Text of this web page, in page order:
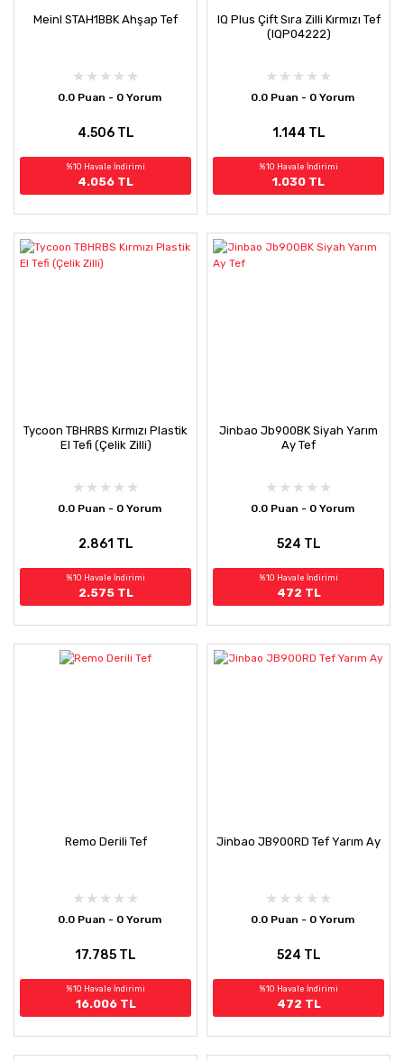
Meinl STAH1BBK Ahşap Tef
0.0 Puan - 0 Yorum
4.506 TL
%10 Havale İndirimi
4.056 TL
IQ Plus Çift Sıra Zilli Kırmızı Tef
(IQP04222)
0.0 Puan - 0 Yorum
1.144 TL
%10 Havale İndirimi
1.030 TL
Tycoon TBHRBS Kırmızı Plastik
El Tefi (Çelik Zilli)
0.0 Puan - 0 Yorum
2.861 TL
%10 Havale İndirimi
2.575 TL
Jinbao Jb900BK Siyah Yarım
Ay Tef
0.0 Puan - 0 Yorum
524 TL
%10 Havale İndirimi
472 TL
Remo Derili Tef
0.0 Puan - 0 Yorum
17.785 TL
%10 Havale İndirimi
16.006 TL
Jinbao JB900RD Tef Yarım Ay
0.0 Puan - 0 Yorum
524 TL
%10 Havale İndirimi
472 TL